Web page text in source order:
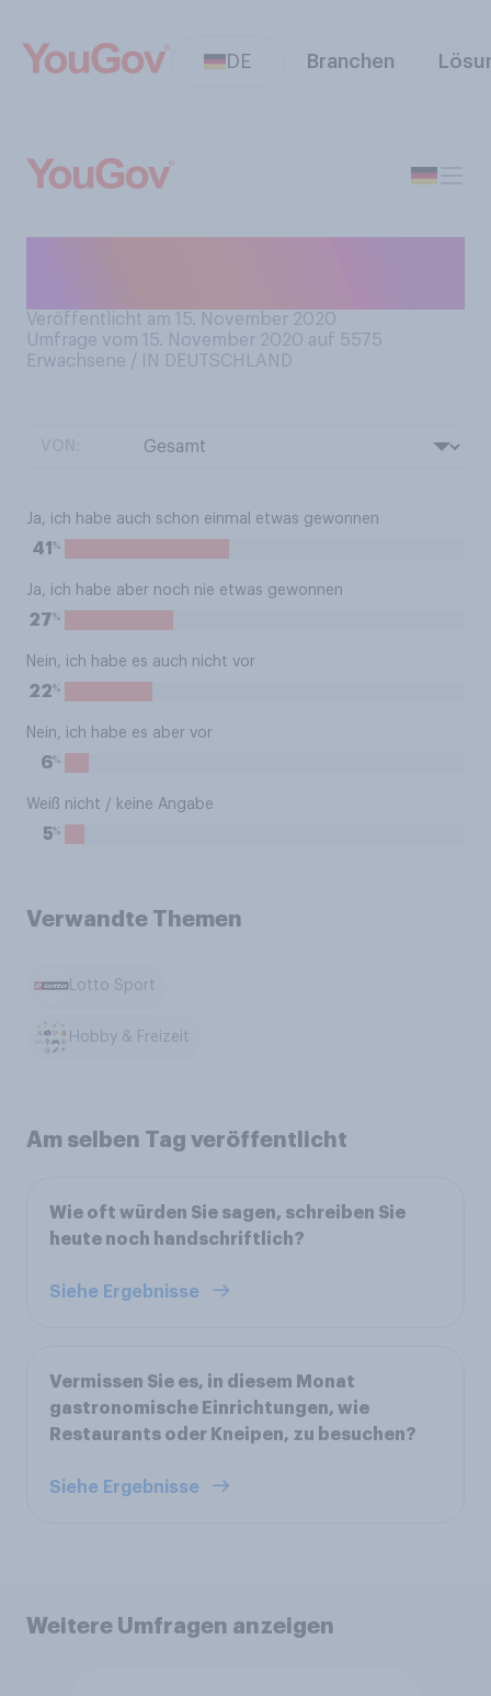
DE Branchen
Veröffentlicht am 15. November 2020
Umfrage vom 15. November 2020 auf 5575
Erwachsene / IN DEUTSCHLAND
Ja, ich habe auch schon einmal etwas gewonnen
41 %
Ja, ich habe aber noch nie etwas gewonnen
27%
Nein, ich habe es auch nicht vor
22%
Nein, ich habe es aber vor
6%
Weiß nicht / keine Angabe
5%
Verwandte Themen
Lotto Sport
Hobby & Freizeit
Am selben Tag veröffentlicht
Wie oft würden Sie sagen, schreiben Sie
heute noch handschriftlich?
Siehe Ergebnisse
Vermissen Sie es, in diesem Monat
gastronomische Einrichtungen, wie
Restaurants oder Kneipen, zu besuchen?
Siehe Ergebnisse
Weitere Umfragen anzeigen